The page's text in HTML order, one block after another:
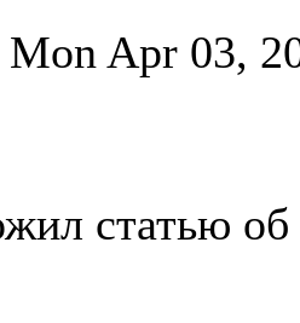
Apr 03,
статью об